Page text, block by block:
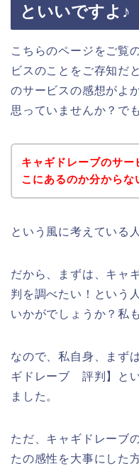
といいですよ♪
こちらのページをご覧
ビスのことをご存知だ
のサービスの感想がよ
思っていませんか？で
キャギドレーブのサ
こにあるのか分からな
という風に考えている
だから、まずは、キャ
判を調べたい！という
いかがでしょうか？私
なので、私自身、まず
ギドレーブ 評判】と
ました。
ただ、キャギドレーブ
たの感性を大事にした